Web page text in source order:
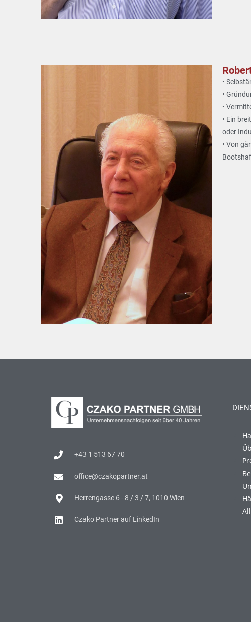
•
•
•
• Ein
oder
• Von
+43 1 513 67 70
office@czakopartner.at
Herrengasse 6 - 8 / 3 / 7, 1010 Wien
Czako Partner auf LinkedIn